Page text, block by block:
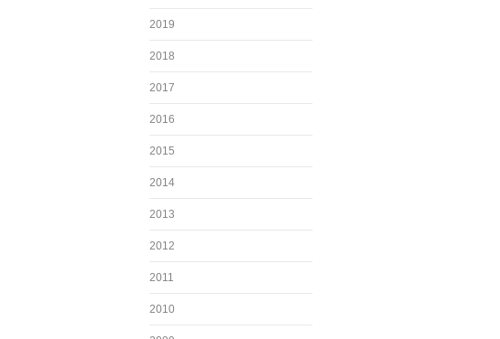
2019
2018
2017
2016
2015
2014
2013
2012
2011
2010